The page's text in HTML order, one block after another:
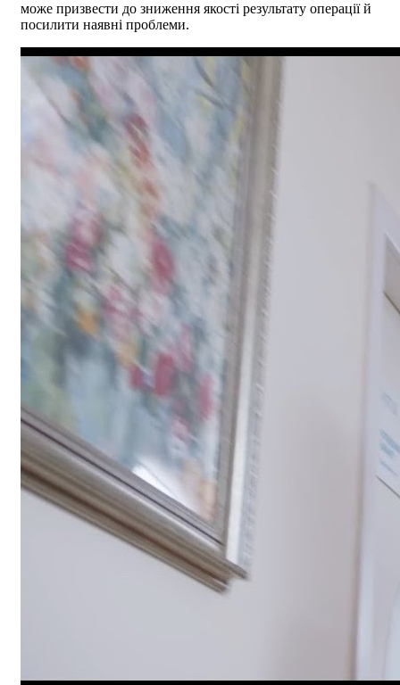
може призвести до зниження якості результату операції й
посилити наявні проблеми.